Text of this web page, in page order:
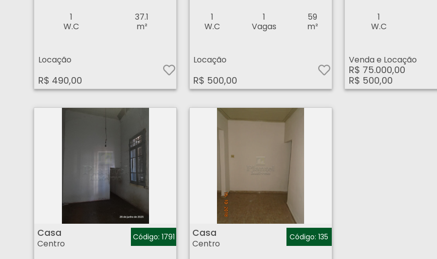
1
W.C
37.1
m²
Locação
R$ 490,00
1
W.C
1
Vagas
59
m²
Locação
R$ 500,00
1
W.C
Venda e Locação
R$ 75.000,00
R$ 500,00
Casa
Centro
Código: 1791 Casa
Centro
Código: 135